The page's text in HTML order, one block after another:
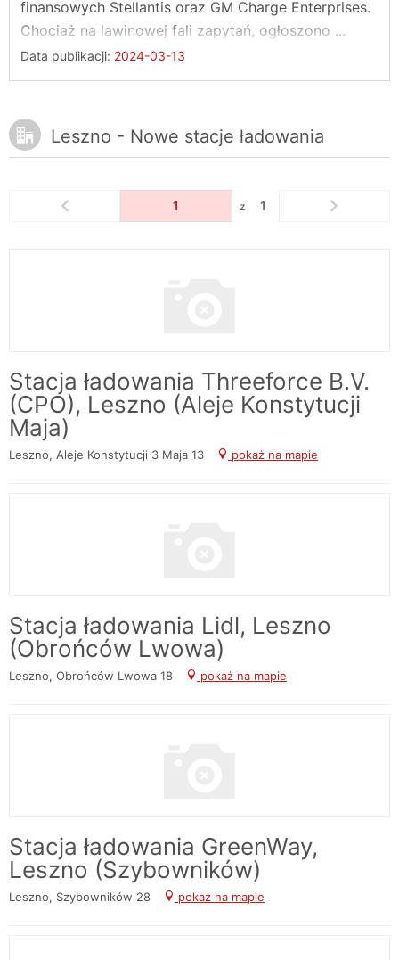
finansowych Stellantis oraz GM Charge Enterprises.
Chociaż na lawinowej fali zapytań, ogłoszono ...
Data publikacji: 2024-03-13
Leszno - Nowe stacje ładowania
1 z 1
Stacja ładowania Threeforce B.V.
(CPO), Leszno (Aleje Konstytucji
Maja)
Leszno, Aleje Konstytucji 3 Maja 13 pokaż na mapie
Stacja ładowania Lidl, Leszno
(Obrońców Lwowa)
Leszno, Obrońców Lwowa 18 pokaż na mapie
Stacja ładowania GreenWay,
Leszno (Szybowników)
Leszno, Szybowników 28 pokaż na mapie